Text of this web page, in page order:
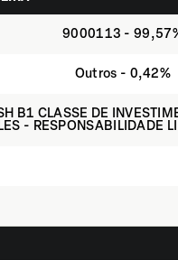
9000113 -
Outros - 0,42%
B1 CLASSE DE
- RESPONSABILIDADE